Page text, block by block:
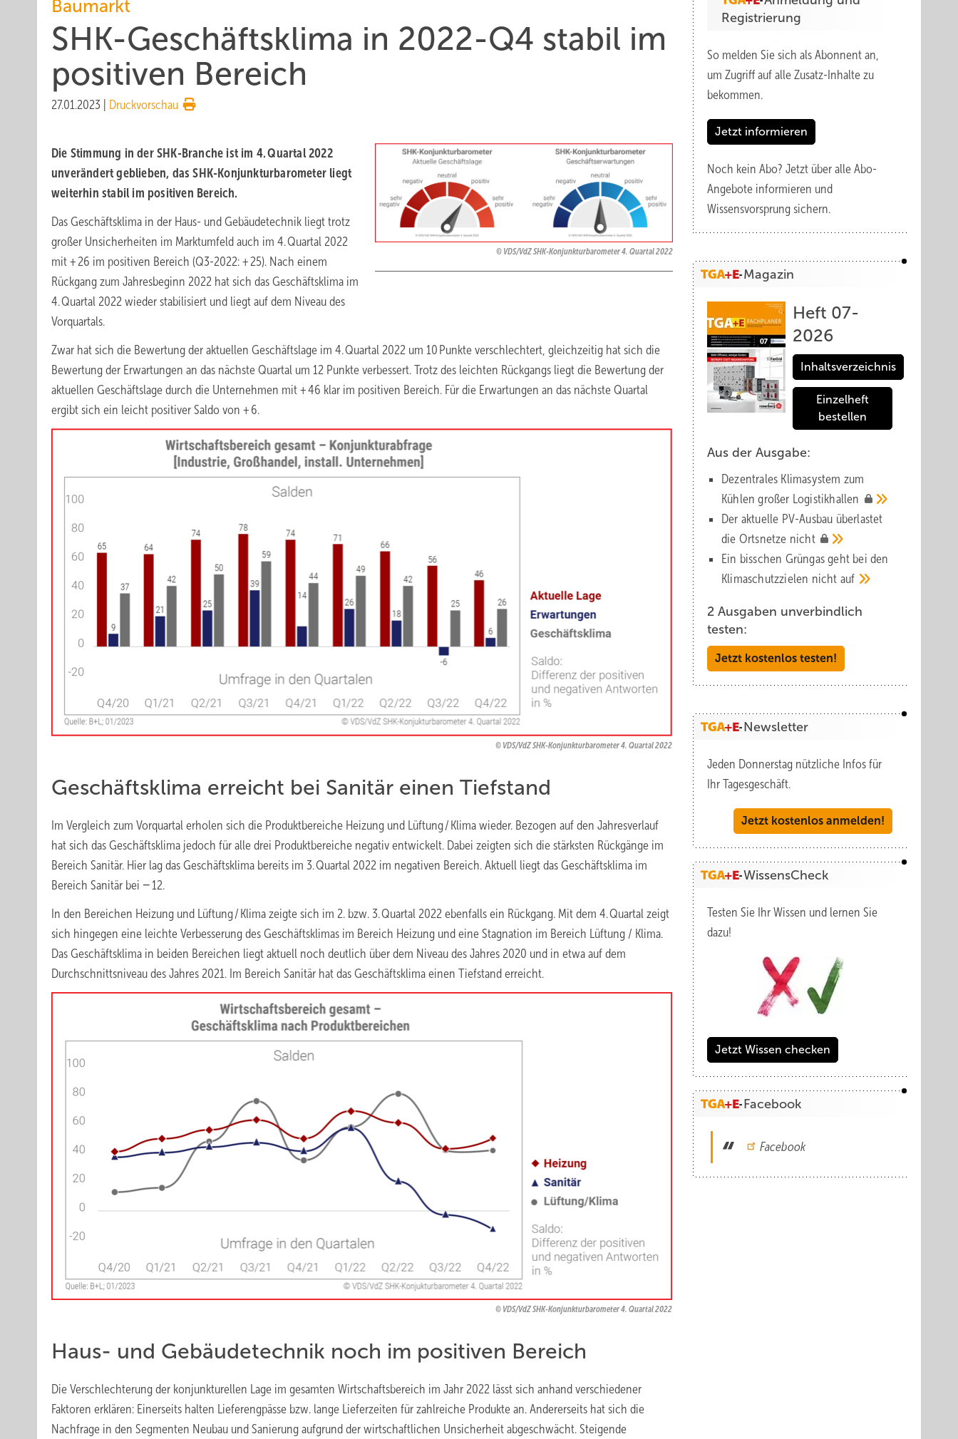
Baumarkt
SHK-Geschäftsklima in 2022-Q4 stabil im
positiven Bereich
27.01.2023 Druckvorschau
VDS/VdZ SHK-Konjunkturbarometer 4. Quartal 2022
Die Stimmung in der SHK-Branche ist im 4. Quartal 2022
unverändert geblieben, das SHK-Konjunkturbarometer liegt
weiterhin stabil im positiven Bereich.
Das Geschäftsklima in der Haus- und Gebäudetechnik liegt trotz
großer Unsicherheiten im Marktumfeld auch im 4. Quartal 2022
mit + 26 im positiven Bereich (Q3-2022: + 25). Nach einem
Rückgang zum Jahresbeginn 2022 hat sich das Geschäftsklima im
4. Quartal 2022 wieder stabilisiert und liegt auf dem Niveau des
Vorquartals.
Zwar hat sich die Bewertung der aktuellen Geschäftslage im 4. Quartal 2022 um 10 Punkte verschlechtert, gleichzeitig hat sich die
Bewertung der Erwartungen an das nächste Quartal um 12 Punkte verbessert. Trotz des leichten Rückgangs liegt die Bewertung der
aktuellen Geschäftslage durch die Unternehmen mit + 46 klar im positiven Bereich. Für die Erwartungen an das nächste Quartal
ergibt sich ein leicht positiver Saldo von + 6.
VDS/VdZ SHK-Konjunkturbarometer 4. Quartal 2022
Geschäftsklima erreicht bei Sanitär einen Tiefstand
Im Vergleich zum Vorquartal erholen sich die Produktbereiche Heizung und Lüftung / Klima wieder. Bezogen auf den Jahresverlauf
hat sich das Geschäftsklima jedoch für alle drei Produktbereiche negativ entwickelt. Dabei zeigten sich die stärksten Rückgänge im
Bereich Sanitär. Hier lag das Geschäftsklima bereits im 3. Quartal 2022 im negativen Bereich. Aktuell liegt das Geschäftsklima im
Bereich Sanitär bei − 12.
In den Bereichen Heizung und Lüftung / Klima zeigte sich im 2. bzw. 3. Quartal 2022 ebenfalls ein Rückgang. Mit dem 4. Quartal zeigt
sich hingegen eine leichte Verbesserung des Geschäftsklimas im Bereich Heizung und eine Stagnation im Bereich Lüftung / Klima.
Das Geschäftsklima in beiden Bereichen liegt aktuell noch deutlich über dem Niveau des Jahres 2020 und in etwa auf dem
Durchschnittsniveau des Jahres 2021. Im Bereich Sanitär hat das Geschäftsklima einen Tiefstand erreicht.
VDS/VdZ SHK-Konjunkturbarometer 4. Quartal 2022
Haus- und Gebäudetechnik noch im positiven Bereich
Die Verschlechterung der konjunkturellen Lage im gesamten Wirtschaftsbereich im Jahr 2022 lässt sich anhand verschiedener
Faktoren erklären: Einerseits halten Lieferengpässe bzw. lange Lieferzeiten für zahlreiche Produkte an. Andererseits hat sich die
Nachfrage in den Segmenten Neubau und Sanierung aufgrund der wirtschaftlichen Unsicherheit abgeschwächt. Steigende
Registrierung
So melden Sie sich als Abonnent an,
um Zugriff auf alle Zusatz-Inhalte zu
bekommen.
Jetzt informieren
Noch kein Abo? Jetzt über alle Abo-
Angebote informieren und
Wissensvorsprung sichern.
Magazin
Heft 07-
2026
Inhaltsverzeichnis
Einzelheft
bestellen
Aus der Ausgabe:
Dezentrales Klimasystem zum
Kühlen großer Logistik­hallen
Der aktuelle PV-Ausbau über­lastet
die Orts­netze nicht
Ein bisschen Grüngas geht bei den
Klima­schutz­zielen nicht auf
2 Ausgaben unverbindlich
testen:
Jetzt kostenlos testen!
Newsletter
Jeden Donnerstag nützliche Infos für
Ihr Tagesgeschäft.
Jetzt kostenlos anmelden!
WissensCheck
Testen Sie Ihr Wissen und lernen Sie
dazu!
Jetzt Wissen checken
Facebook
Facebook